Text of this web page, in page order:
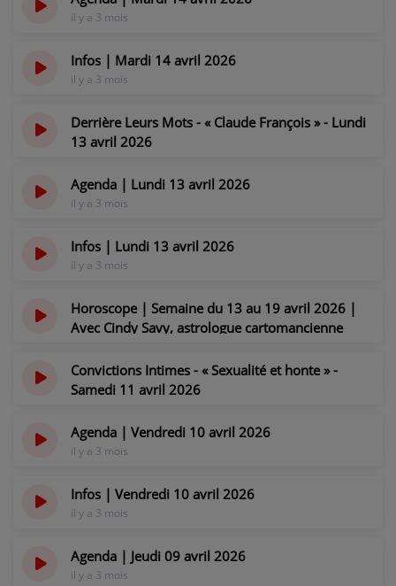
il y a 3 mois
Infos | Mardi 14 avril 2026
il y a 3 mois
Derrière Leurs Mots - « Claude François » - Lundi
13 avril 2026
Agenda | Lundi 13 avril 2026
il y a 3 mois
Infos | Lundi 13 avril 2026
il y a 3 mois
Horoscope | Semaine du 13 au 19 avril 2026 |
Avec Cindy Savy, astrologue cartomancienne
Convictions Intimes - « Sexualité et honte » -
Samedi 11 avril 2026
Agenda | Vendredi 10 avril 2026
il y a 3 mois
Infos | Vendredi 10 avril 2026
il y a 3 mois
Agenda | Jeudi 09 avril 2026
il y a 3 mois